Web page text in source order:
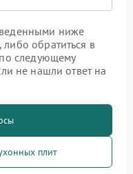
ниже
обратиться в
следующему
не нашли ответ на
плит